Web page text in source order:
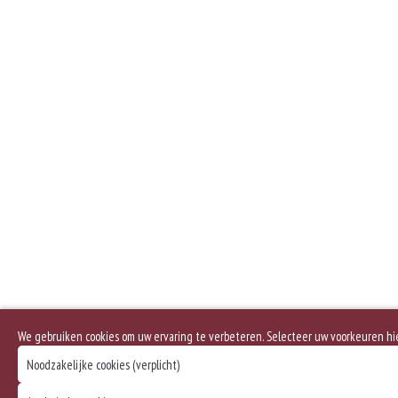
We gebruiken cookies om uw ervaring te verbeteren. Selecteer uw voorkeuren
Noodzakelijke cookies (verplicht)